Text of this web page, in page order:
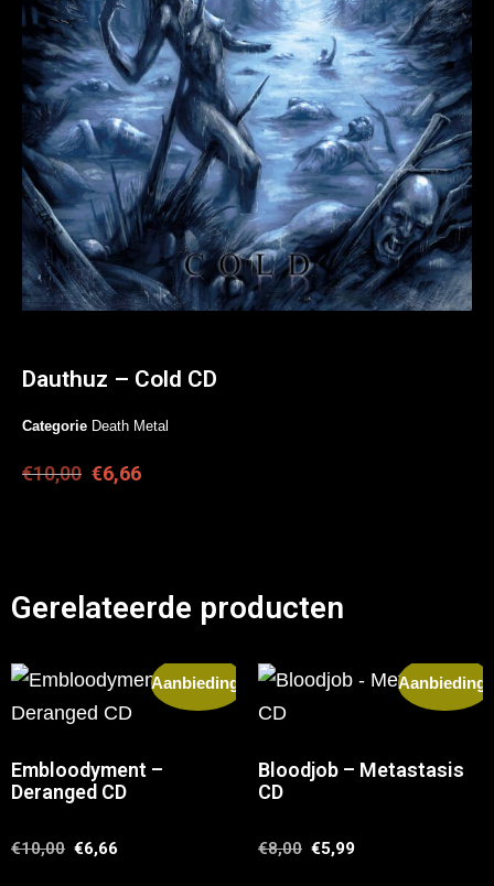
Dauthuz – Cold CD
Categorie Death Metal
€10,00 €6,66
Gerelateerde producten
Aanbieding!
Embloodyment –
Deranged CD
€10,00 €6,66
Aanbieding!
Bloodjob – Metastasis
CD
€8,00 €5,99